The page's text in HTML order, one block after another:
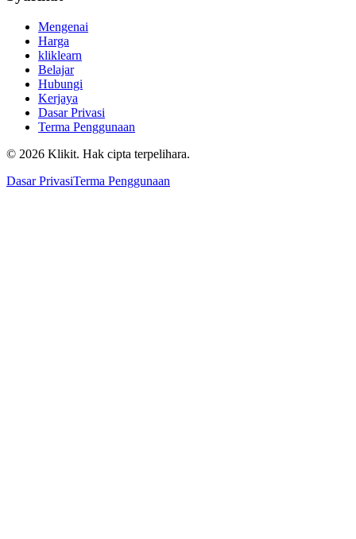
Mengenai
Harga
kliklearn
Belajar
Hubungi
Kerjaya
Dasar Privasi
Terma Penggunaan
© 2026 Klikit. Hak cipta terpelihara.
Dasar PrivasiTerma Penggunaan